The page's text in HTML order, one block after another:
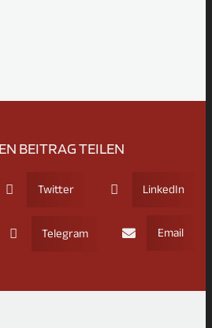
BEITRAG TEILEN
Twitter LinkedIn
Telegram Email